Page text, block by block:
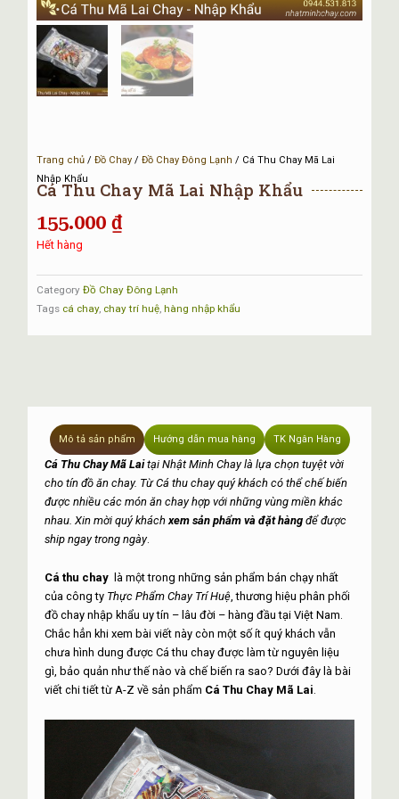
Trang chủ /Đồ Chay /Đồ Chay Đông Lạnh / Cá Thu Chay Mã Lai
Nhập Khẩu
Cá Thu Chay Mã Lai Nhập Khẩu
155.000₫
Hết hàng
Category Đồ Chay Đông Lạnh
Tags cá chay, chay trí huệ ,hàng nhập khẩu
Mô tả sản phẩm Hướng dẫn mua hàng TK Ngân Hàng
Cá Thu Chay Mã Laitại Nhật Minh Chay là lựa chọn tuyệt vời
cho tín đồ ăn chay. Từ Cá thu chay quý khách có thể chế biến
được nhiều các món ăn chay hợp với những vùng miền khác
nhau. Xin mời quý kháchxem sản phẩm và đặt hàng để được
ship ngay trong ngày.
Cá thu chay là một trong những sản phẩm bán chạy nhất
của công ty Thực Phẩm Chay Trí Huệ, thương hiệu phân phối
đồ chay nhập khẩu uy tín – lâu đời – hàng đầu tại Việt Nam.
Chắc hẳn khi xem bài viết này còn một số ít quý khách vẫn
chưa hình dung được Cá thu chay được làm từ nguyên liệu
gì, bảo quản như thế nào và chế biến ra sao? Dưới đây là bài
viết chi tiết từ A-Z về sản phẩm Cá Thu Chay Mã Lai.